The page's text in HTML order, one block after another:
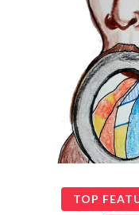
TOP